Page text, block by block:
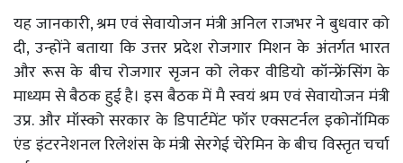
यह जानकारी, श्रम एवं सेवायोजन मंत्री अनिल राजभर ने बुधवार को
दी, उन्होंने बताया कि उत्तर प्रदेश रोजगार मिशन के अंतर्गत भारत
और रूस के बीच रोजगार सृजन को लेकर वीडियो कॉन्फ्रेंसिंग के
माध्यम से बैठक हुई है। इस बैठक में मै स्वयं श्रम एवं सेवायोजन मंत्री
उप्र. और मॉस्को सरकार के डिपार्टमेंट फॉर एक्सटर्नल इकोनॉमिक
एंड इंटरनेशनल रिलेशंस के मंत्री सेरगेई चेरेमिन के बीच विस्तृत चर्चा